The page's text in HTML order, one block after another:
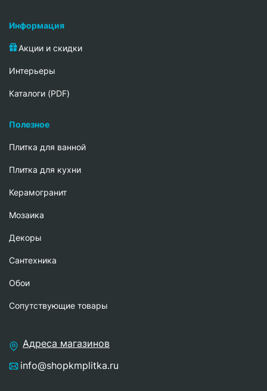
Информация
Акции и скидки
Интерьеры
Каталоги (PDF)
Полезное
Плитка для ванной
Плитка для кухни
Керамогранит
Мозаика
Декоры
Сантехника
Обои
Сопутствующие товары
Адреса магазинов
info@shopkmplitka.ru